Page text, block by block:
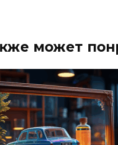
может